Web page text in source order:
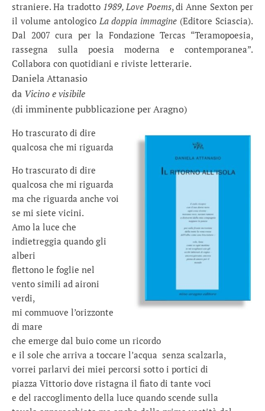
straniere. Ha tradotto 1989, Love Poems, di Anne Sexton per
il volume antologico La doppia immagine (Editore Sciascia).
Dal 2007 cura per la Fondazione Tercas “Teramopoesia,
rassegna sulla poesia moderna e contemporanea”.
Collabora con quotidiani e riviste letterarie.
Daniela Attanasio
da Vicino e visibile
(di imminente pubblicazione per Aragno)
Ho trascurato di dire
qualcosa che mi riguarda
Ho trascurato di dire
qualcosa che mi riguarda
ma che riguarda anche voi
se mi siete vicini.
Amo la luce che
indietreggia quando gli
alberi
flettono le foglie nel
vento simili ad aironi
verdi,
mi commuove l’orizzonte
di mare
che emerge dal buio come un ricordo
e il sole che arriva a toccare l’acqua senza scalzarla,
vorrei parlarvi dei miei percorsi sotto i portici di
piazza Vittorio dove ristagna il fiato di tante voci
e del raccoglimento della luce quando scende sulla